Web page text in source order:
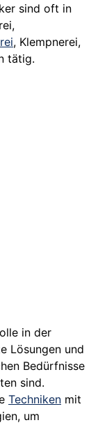
sind oft in
, Klempnerei,
tätig.
in der
Lösungen und
Bedürfnisse
sind.
Techniken mit
um